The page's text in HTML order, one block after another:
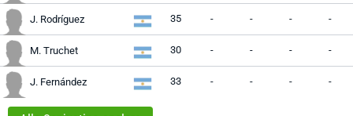
J. Rodríguez 35 - - - -
M. Truchet 30 - - - -
J. Fernández 33 - - - -